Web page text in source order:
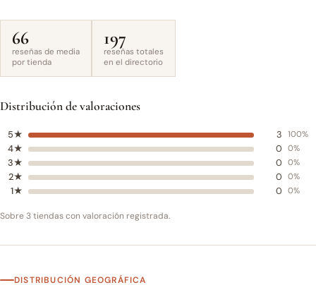
66
reseñas de media
por tienda
197
reseñas totales
en el directorio
Distribución de valoraciones
5★ 3 100%
4★ 0 0%
3★ 0 0%
2★ 0 0%
1★ 0 0%
Sobre 3 tiendas con valoración registrada.
DISTRIBUCIÓN GEOGRÁFICA